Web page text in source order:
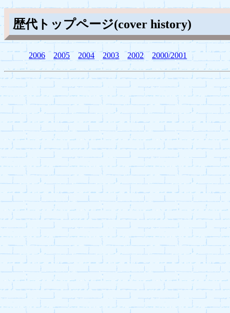
歴代トップページ(cover history)
2006 2005 2004 2003 2002 2000/2001